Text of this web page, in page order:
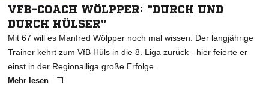
VFB-COACH WÖLPPER: "DURCH UND
DURCH HÜLSER"
Mit 67 will es Manfred Wölpper noch mal wissen. Der langjährige
Trainer kehrt zum VfB Hüls in die 8. Liga zurück - hier feierte er
einst in der Regionalliga große Erfolge.
Mehr lesen